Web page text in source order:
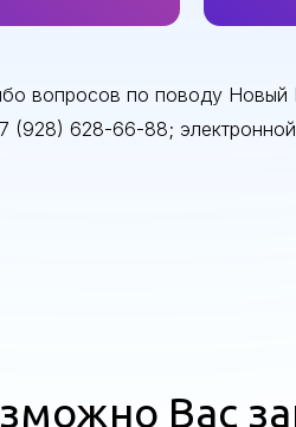
вопросов по поводу
(928) 628-66-88;
Вас